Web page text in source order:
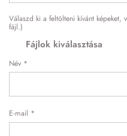
Válaszd ki a feltölteni kívánt
fájl.)
Fájlok kiválasztása
Név *
E-mail *